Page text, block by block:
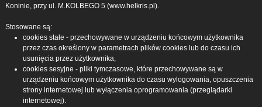
Koninie, przy ul. M.KOLBEGO 5 (www.helkris.pl).
Stosowane są:
cookies stałe - przechowywane w urządzeniu końcowym użytkownika
przez czas określony w parametrach plików cookies lub do czasu ich
usunięcia przez użytkownika,
cookies sesyjne - pliki tymczasowe, które przechowywane są w
urządzeniu końcowym użytkownika do czasu wylogowania, opuszczenia
strony internetowej lub wyłączenia oprogramowania (przeglądarki
internetowej).